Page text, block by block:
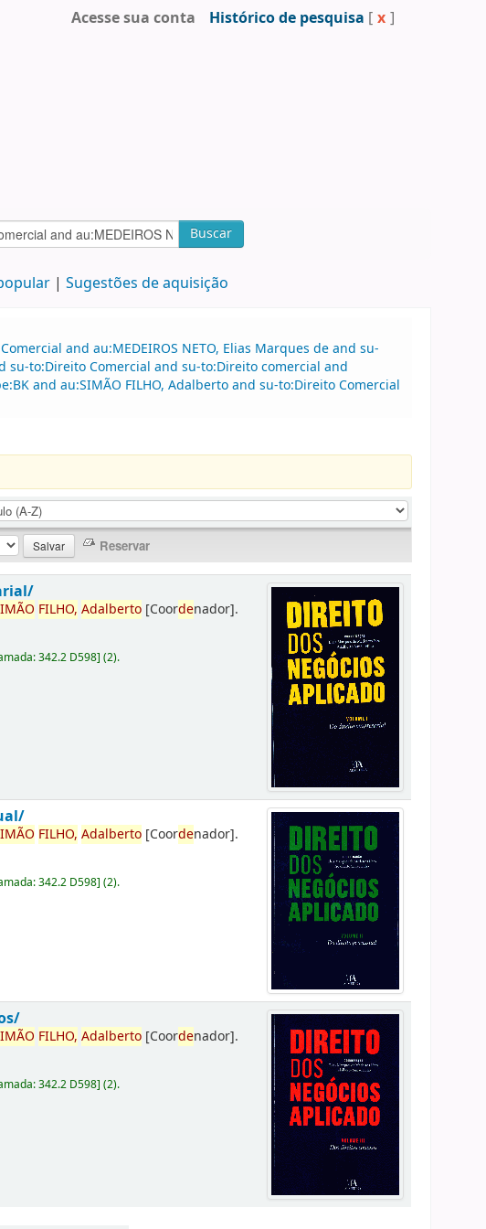
Acesse sua conta Histórico de pesquisa [ x ]
Buscar
Sugestões de aquisição
and au:MEDEIROS NETO, Elias Marques de and su-
su-to:Direito Comercial and su-to:Direito comercial and
and au:SIMÃO FILHO, Adalberto and su-to:Direito Comercial
FILHO, Adalberto [Coordenador].
342.2 D598](2).
FILHO, Adalberto [Coordenador].
342.2 D598](2).
FILHO, Adalberto [Coordenador].
342.2 D598](2).